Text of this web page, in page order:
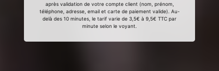
après validation de votre compte client (nom, prénom,
téléphone, adresse, email et carte de paiement valide). Au-
delà des 10 minutes, le tarif varie de 3,5€ à 9,5€ TTC par
minute selon le voyant.